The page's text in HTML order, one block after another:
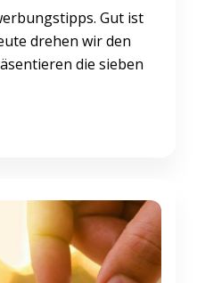
Gut ist
drehen wir den
die sieben